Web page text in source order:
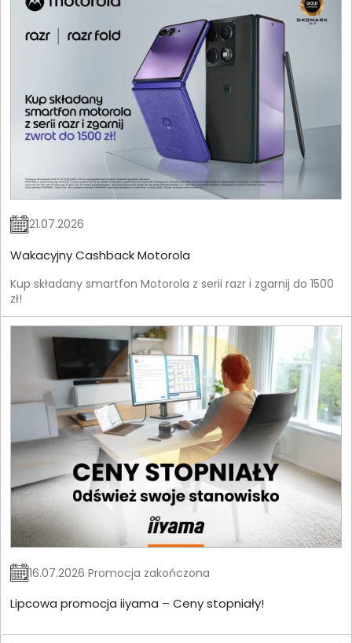
21.07.2026
Wakacyjny Cashback Motorola
Kup składany smartfon Motorola z serii razr i zgarnij do 1500
zł!
16.07.2026 Promocja zakończona
Lipcowa promocja iiyama – Ceny stopniały!